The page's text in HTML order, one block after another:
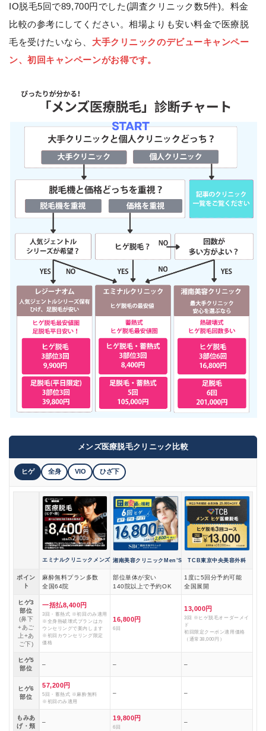
IO脱毛5回で89,700円でした(調査クリニック数5件)。料金
比較の参考にしてください。相場よりも安い料金で医療脱
毛を受けたいなら、 大手クリニックのデビューキャンペー
ン、初回キャンペーンがお得です。
メンズ医療脱毛クリニック比較
ヒゲ 全身 VIO ひざ下
エミナルクリニックメンズ 湘南美容クリニックMen’S TCB東京中央美容外科
ポイン
ト
麻酔無料プラン多数
全国64院
部位単体が安い
140院以上で予約OK
1度に5回分予約可能
全国展開
ヒゲ3
部位
(鼻下
+あご
上+あ
ご下)
一括払8,400円
3回・蓄熱式 ※初回のみ適用
※全身熱破壊式プランはカ
ウンセリングで案内します
※初回カウンセリング限定
価格
16,800円
6回
13,000円
3回 ※ヒゲ脱毛オーダーメイ
ド
初回限定クーポン適用価格
（通常38,000円）
ヒゲ5
部位
– – –
ヒゲ6
部位
57,200円
5回・蓄熱式 ※麻酔無料
※初回のみ適用
– –
もみあ
げ・頬
–
19,800円
6回
–